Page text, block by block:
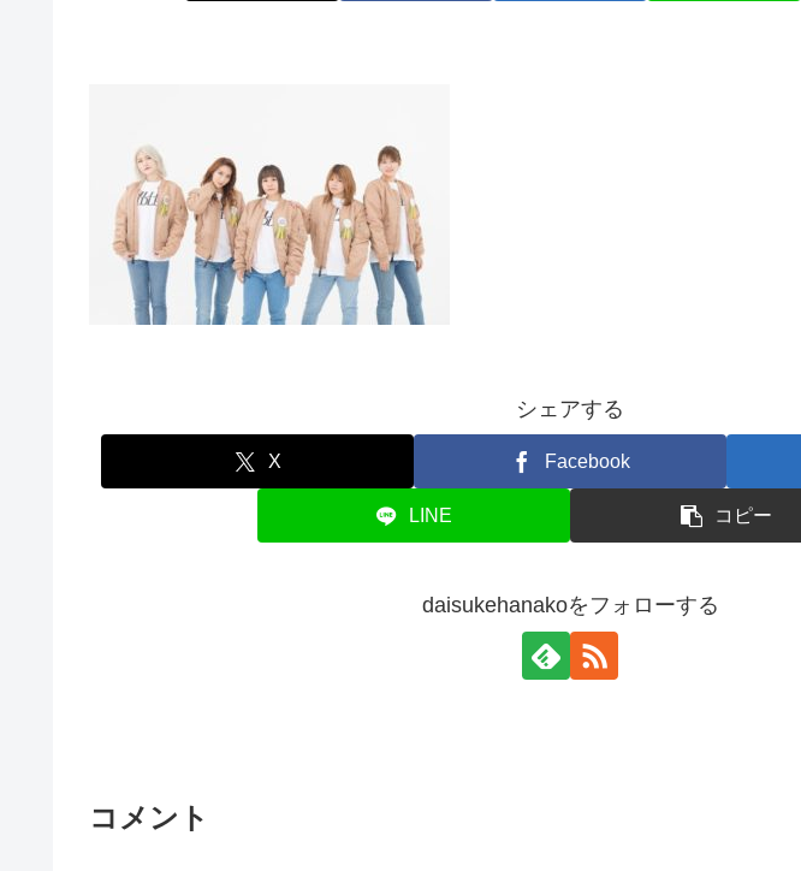
シェアする
X Facebook
LINE コピー
daisukehanakoをフォローする
コメント